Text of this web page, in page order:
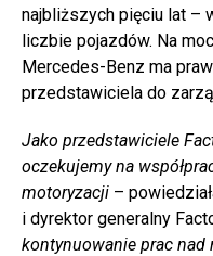
najbliższych pięciu lat –
liczbie pojazdów. Na
Mercedes-Benz ma
przedstawiciela do
Jako przedstawiciele
oczekujemy na
motoryzacji –
i dyrektor generalny
kontynuowanie prac nad